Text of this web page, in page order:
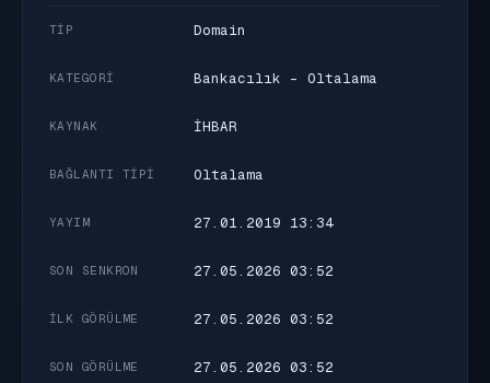
TIP Domain
KATEGORI Bankacılık - Oltalama
KAYNAK İHBAR
BAĞLANTI TIPI Oltalama
YAYIM 27.01.2019 13:34
SON SENKRON 27.05.2026 03:52
İLK GÖRÜLME 27.05.2026 03:52
SON GÖRÜLME 27.05.2026 03:52